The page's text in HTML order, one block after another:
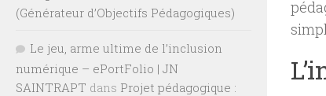
(Générateur d’Objectifs Pédagogiques)
Le jeu, arme ultime de l’inclusion
numérique – ePortFolio | JN
SAINTRAPT dans Projet pédagogique :